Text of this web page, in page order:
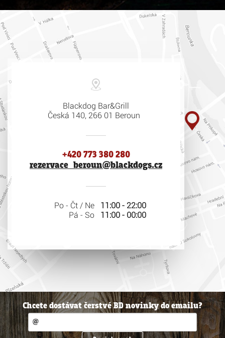
Blackdog Bar&Grill
Česká 140, 266 01 Beroun
+420 773 380 280
rezervace_beroun@blackdogs.cz
Po - Čt / Ne
11:00 - 22:00
Pá - So
11:00 - 00:00
Chcete dostávat čerstvé BD novinky do emailu?